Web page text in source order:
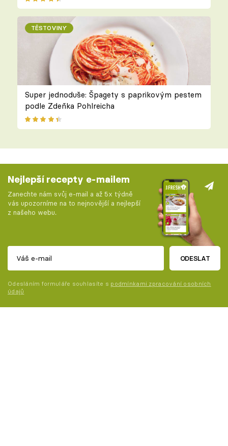
TĚSTOVINY
Super jednoduše: Špagety s paprikovým pestem
podle Zdeňka Pohlreicha
Nejlepší recepty e-mailem
Zanechte nám svůj e-mail a až 5x týdně
vás upozorníme na to nejnovější a nejlepší
z našeho webu.
ODESLAT
Odesláním formuláře souhlasíte s podmínkami zpracování osobních
údajů